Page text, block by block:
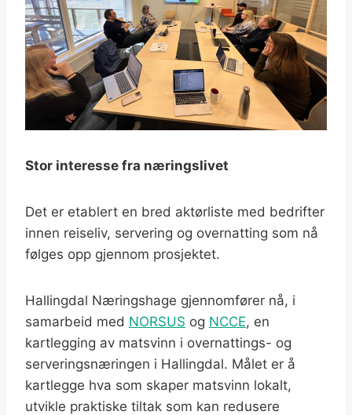
Stor interesse fra næringslivet
Det er etablert en bred aktørliste med bedrifter
innen reiseliv, servering og overnatting som nå
følges opp gjennom prosjektet.
Hallingdal Næringshage gjennomfører nå, i
samarbeid med NORSUS og NCCE, en
kartlegging av matsvinn i overnattings- og
serveringsnæringen i Hallingdal. Målet er å
kartlegge hva som skaper matsvinn lokalt,
utvikle praktiske tiltak som kan redusere